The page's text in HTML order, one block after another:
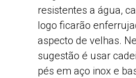
resistentes a água,
logo ficarão
aspecto de velhas.
sugestão é usar
pés em aço inox e